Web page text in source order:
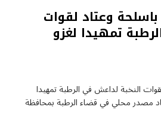
وعتاد لقوات
تمهيدا لغزو
النخبة لداعش في الرطبة تمهيدا
مصدر محلي في قضاء الرطبة بمحافظة